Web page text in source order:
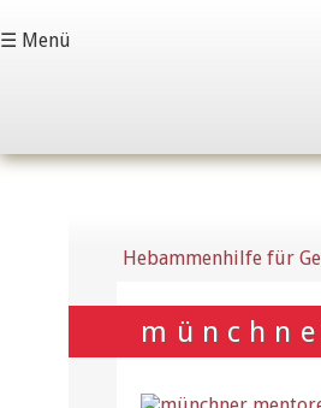
☰ Menü
Hebammenhilfe für